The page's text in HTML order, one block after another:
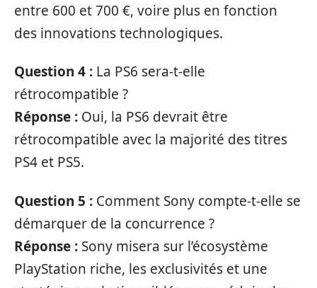
entre 600 et 700 €, voire plus en fonction
des innovations technologiques.
Question 4 : La PS6 sera-t-elle
rétrocompatible ?
Réponse : Oui, la PS6 devrait être
rétrocompatible avec la majorité des titres
PS4 et PS5.
Question 5 : Comment Sony compte-t-elle se
démarquer de la concurrence ?
Réponse : Sony misera sur l’écosystème
PlayStation riche, les exclusivités et une